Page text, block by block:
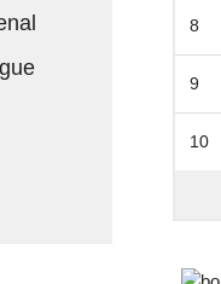
8
9
10